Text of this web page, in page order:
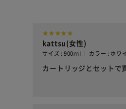
kattsu(女性)
サイズ : 900ｍI ｜ カラー : ホワ
カートリッジとセットで